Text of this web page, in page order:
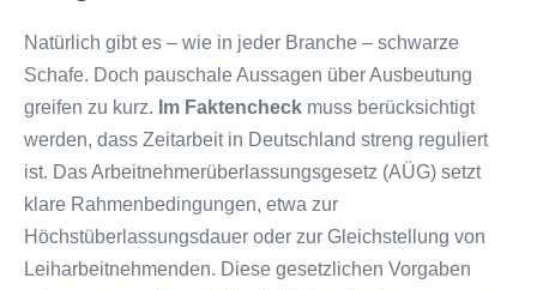
Natürlich gibt es – wie in jeder Branche – schwarze
Schafe. Doch pauschale Aussagen über Ausbeutung
greifen zu kurz. Im Faktencheck muss berücksichtigt
werden, dass Zeitarbeit in Deutschland streng reguliert
ist. Das Arbeitnehmerüberlassungsgesetz (AÜG) setzt
klare Rahmenbedingungen, etwa zur
Höchstüberlassungsdauer oder zur Gleichstellung von
Leiharbeitnehmenden. Diese gesetzlichen Vorgaben